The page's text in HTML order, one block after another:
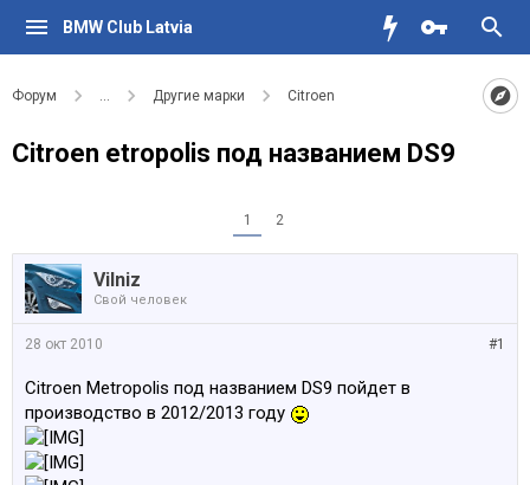
BMW Club Latvia
Форум ... Другие марки Citroen
Citroen etropolis под названием DS9
1 2
Vilniz
Свой человек
#1
28 окт 2010
Citroen Мetropolis под названием DS9 пойдет в
производство в 2012/2013 году